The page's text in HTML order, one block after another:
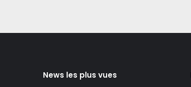
News les plus vues